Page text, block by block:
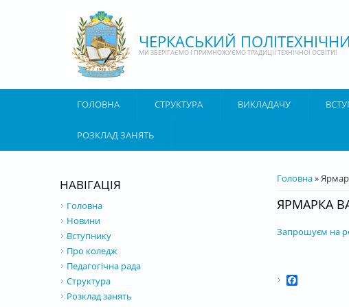
ЧЕРКАСЬКИЙ
МИ ЗБЕРІГАЄМО І ПРИМНОЖУЄМО ТРАДИЦІЇ ТЕХНІЧНОЇ ОСВІТИ!
ГОЛОВНА СТРУКТУРА ВИКЛАДАЧУ
РОЗКЛАД ЗАНЯТЬ
ВИ Є ТУТ
Головна»
ЯРМАРКА
Запрошуєм на
Facebook
НАВІГАЦІЯ
Головна
Новини
Вступнику
Про коледж
Педагогічна рада
Структура
Розклад занять